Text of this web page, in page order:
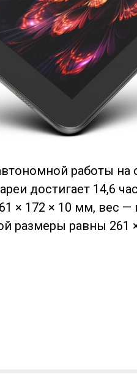
работы на
достигает 14,6
× 172 × 10 мм, вес —
размеры равны 261